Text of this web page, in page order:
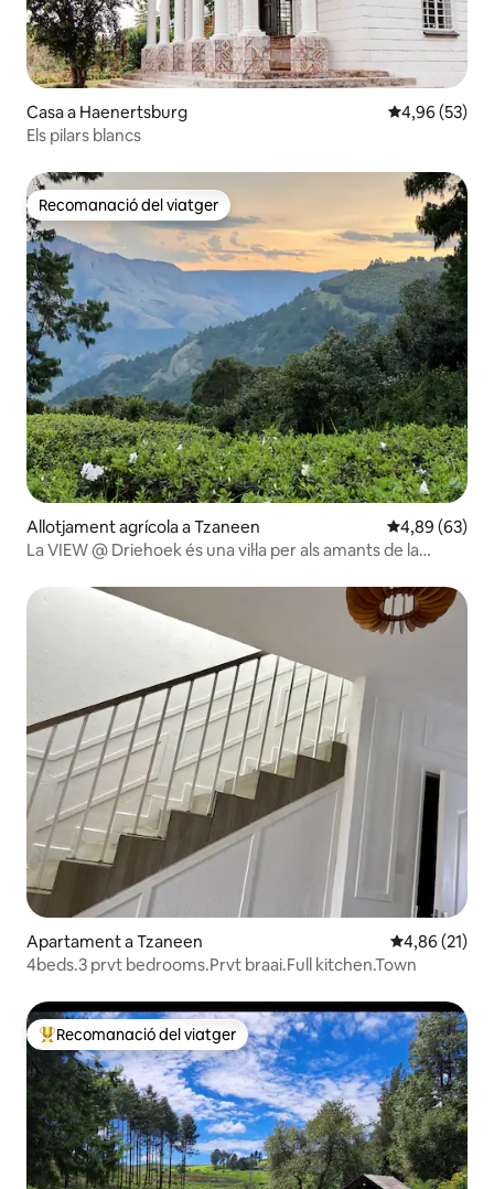
Casa a Haenertsburg 4,96 de
4,96 (53)
Els pilars blancs
Recomanació del viatger
Recomanació del viatger
Allotjament agrícola a Tzaneen 4,89 de
4,89 (63)
La VIEW @ Driehoek és una vil·la per als amants de la
Apartament a Tzaneen 4,86 de
4,86 (21)
4beds.3 prvt bedrooms.Prvt braai.Full kitchen.Town
Principals recomanacions dels viatgers
Recomanació del viatger